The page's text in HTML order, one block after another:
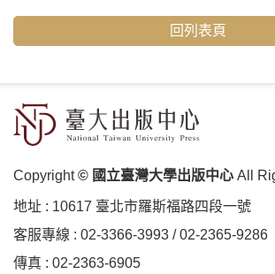
回列表頁
Copyright© 國立臺灣大學出版中心 All
地址 : 10617 臺北市羅斯福路四段⼀號
客服專線 : 02-3366-3993 /02-2365-9286
傳真 : 02-2363-6905